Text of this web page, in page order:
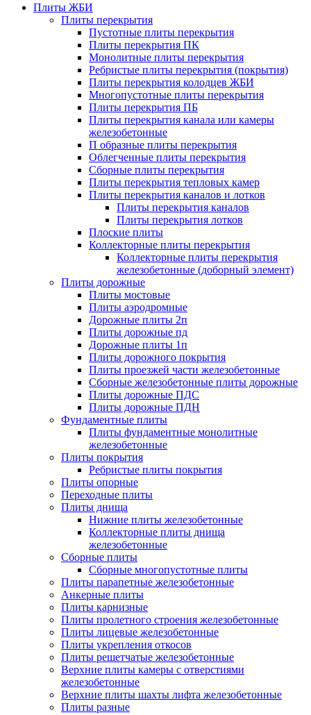
Плиты ЖБИ
Плиты перекрытия
Пустотные плиты перекрытия
Плиты перекрытия ПК
Монолитные плиты перекрытия
Ребристые плиты перекрытия (покрытия)
Плиты перекрытия колодцев ЖБИ
Многопустотные плиты перекрытия
Плиты перекрытия ПБ
Плиты перекрытия канала или камеры
железобетонные
П образные плиты перекрытия
Облегченные плиты перекрытия
Сборные плиты перекрытия
Плиты перекрытия тепловых камер
Плиты перекрытия каналов и лотков
Плиты перекрытия каналов
Плиты перекрытия лотков
Плоские плиты
Коллекторные плиты перекрытия
Коллекторные плиты перекрытия
железобетонные (доборный элемент)
Плиты дорожные
Плиты мостовые
Плиты аэродромные
Дорожные плиты 2п
Плиты дорожные пд
Дорожные плиты 1п
Плиты дорожного покрытия
Плиты проезжей части железобетонные
Сборные железобетонные плиты дорожные
Плиты дорожные ПДС
Плиты дорожные ПДН
Фундаментные плиты
Плиты фундаментные монолитные
железобетонные
Плиты покрытия
Ребристые плиты покрытия
Плиты опорные
Переходные плиты
Плиты днища
Нижние плиты железобетонные
Коллекторные плиты днища
железобетонные
Сборные плиты
Сборные многопустотные плиты
Плиты парапетные железобетонные
Анкерные плиты
Плиты карнизные
Плиты пролетного строения железобетонные
Плиты лицевые железобетонные
Плиты укрепления откосов
Плиты решетчатые железобетонные
Верхние плиты камеры с отверстиями
железобетонные
Верхние плиты шахты лифта железобетонные
Плиты разные